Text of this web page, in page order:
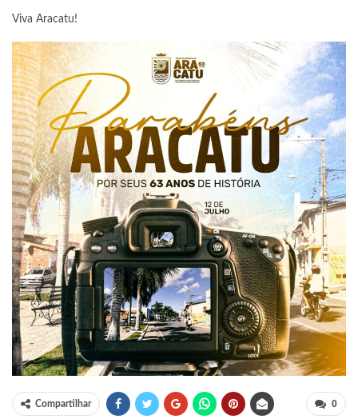
Viva Aracatu!
Compartilhar 0